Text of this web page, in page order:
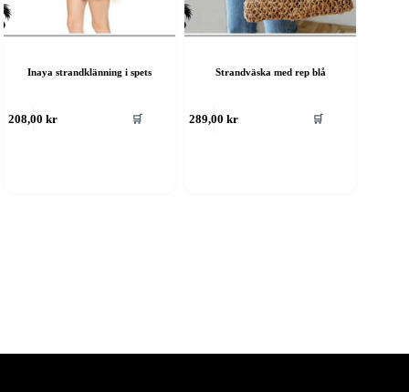
Inaya strandklänning i spets
208,00kr 🛒
Strandväska med rep blå
289,00kr 🛒